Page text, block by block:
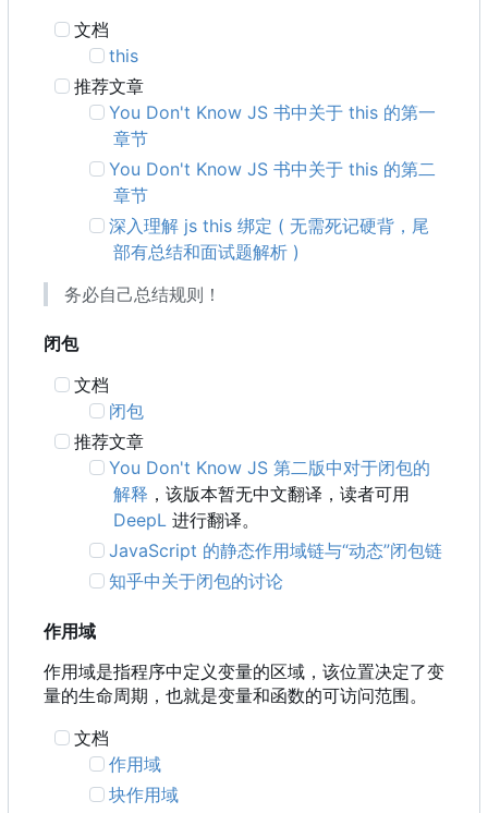
文档
this
推荐文章
You Don't Know JS 书中关于 this 的第一
章节
You Don't Know JS 书中关于 this 的第二
章节
深入理解 js this 绑定 ( 无需死记硬背，尾
部有总结和面试题解析 )
务必自己总结规则！
闭包
文档
闭包
推荐文章
You Don't Know JS 第二版中对于闭包的
解释 ，该版本暂无中文翻译，读者可用
DeepL 进行翻译。
JavaScript 的静态作用域链与“动态”闭包链
知乎中关于闭包的讨论
作用域
作用域是指程序中定义变量的区域，该位置决定了变
量的生命周期，也就是变量和函数的可访问范围。
文档
作用域
块作用域